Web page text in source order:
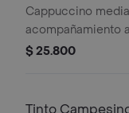
Cappuccino
acompañamiento
presentación de la
$ 25.800
Tinto